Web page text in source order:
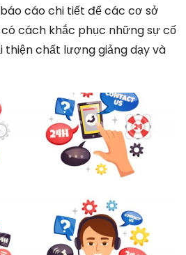
cáo chi tiết để các cơ sở
cách khắc phục những sự cố
thiện chất lượng giảng dạy và